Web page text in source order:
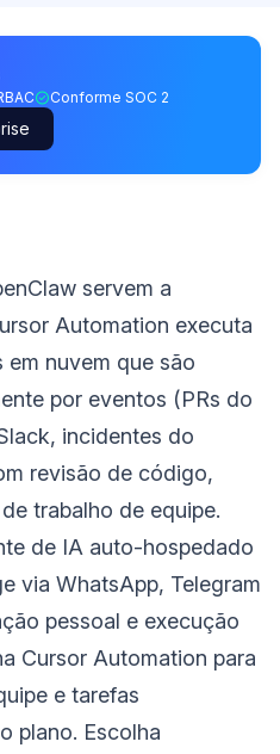
Conforme SOC 2
servem a
Automation executa
nuvem que são
por eventos (PRs do
incidentes do
revisão de código,
trabalho de equipe.
de IA auto-hospedado
via WhatsApp, Telegram
pessoal e execução
Cursor Automation para
e tarefas
plano. Escolha